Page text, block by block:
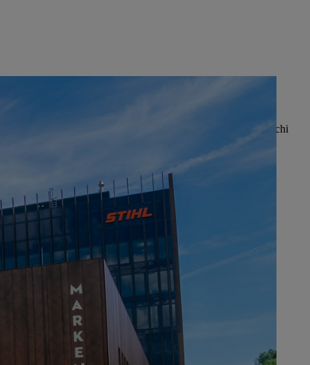
acquisti, la produzione di parti in plastica, guide e pacchi